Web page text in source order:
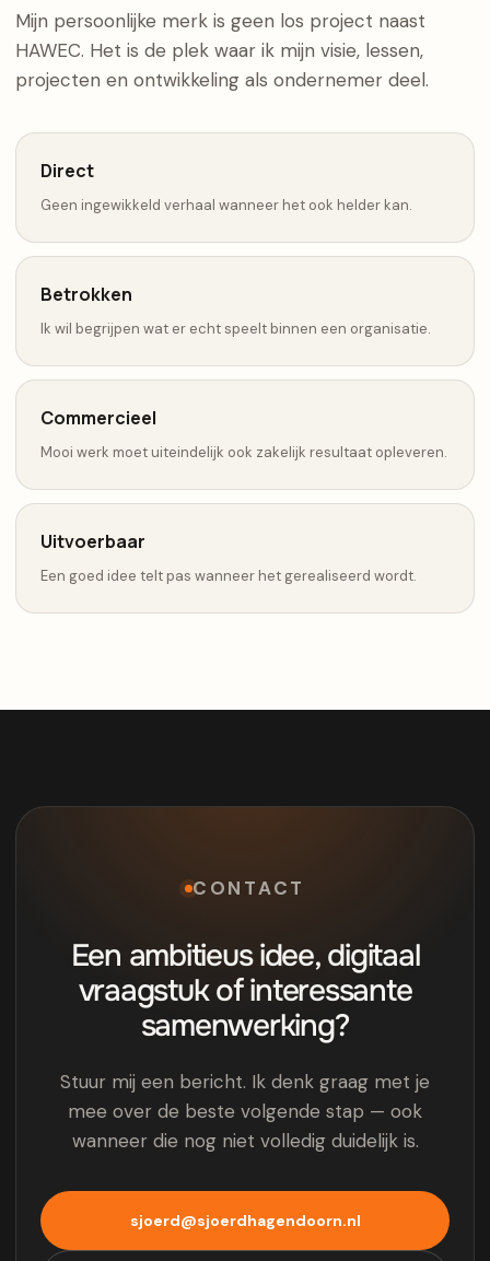
Mijn persoonlijke merk is geen los project naast
HAWEC. Het is de plek waar ik mijn visie, lessen,
projecten en ontwikkeling als ondernemer deel.
Direct
Geen ingewikkeld verhaal wanneer het ook helder kan.
Betrokken
Ik wil begrijpen wat er echt speelt binnen een organisatie.
Commercieel
Mooi werk moet uiteindelijk ook zakelijk resultaat opleveren.
Uitvoerbaar
Een goed idee telt pas wanneer het gerealiseerd wordt.
CONTACT
Een ambitieus idee, digitaal
vraagstuk of interessante
samenwerking?
Stuur mij een bericht. Ik denk graag met je
mee over de beste volgende stap — ook
wanneer die nog niet volledig duidelijk is.
sjoerd@sjoerdhagendoorn.nl